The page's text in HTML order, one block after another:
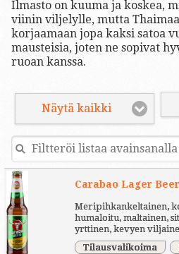
Ilmasto on kuuma ja koskea,
viinin viljelylle, mutta
korjaamaan jopa kaksi satoa
mausteisia, joten ne sopivat
ruoan kanssa.
Näytä kaikki
Carabao Lager Beer
Meripihkankeltainen,
humaloitu, maltainen,
yrttinen, kevyen
Tilausvalikoima